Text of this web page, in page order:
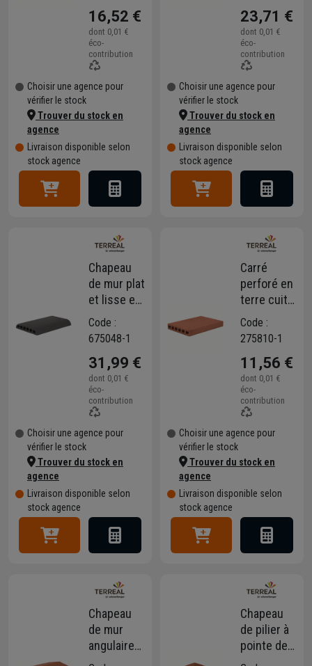
quart de
rond -
Rouge - 40
x 28 x 5 cm
16,52 €
dont 0,01 €
éco-
contribution
Choisir une agence pour
vérifier le stock
Trouver du stock en
agence
Livraison disponible selon
stock agence
quart de
rond - Ton
pierre - 40
x 28 x 5 cm
23,71 €
dont 0,01 €
éco-
contribution
Choisir une agence pour
vérifier le stock
Trouver du stock en
agence
Livraison disponible selon
stock agence
Chapeau
de mur plat
et lisse en
terre cuite
Terreal
CH01 avec
quart de
rond -
Anthracite
- 40 x 28 x
5 cm
Code :
675048-1
31,99 €
dont 0,01 €
éco-
contribution
Choisir une agence pour
vérifier le stock
Trouver du stock en
agence
Livraison disponible selon
stock agence
Carré
perforé en
terre cuite
- Terreal
CH05 -
40,0 CM x
28,0 CM -
ép.5,00 CM
- Rouge
Code :
275810-1
11,56 €
dont 0,01 €
éco-
contribution
Choisir une agence pour
vérifier le stock
Trouver du stock en
agence
Livraison disponible selon
stock agence
Chapeau
de mur
angulaire
en terre
Chapeau
de pilier à
pointe de
diamant